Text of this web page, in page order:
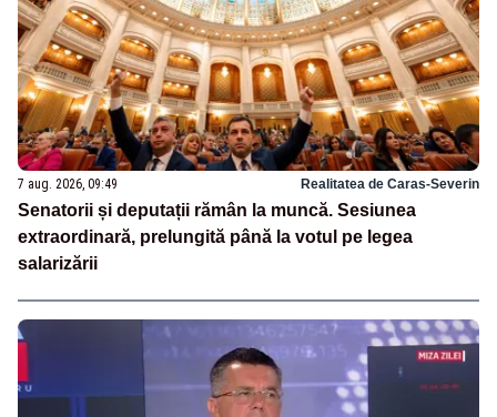
7 aug. 2026, 09:49 Realitatea de Caras-Severin
Senatorii și deputații rămân la muncă. Sesiunea
extraordinară, prelungită până la votul pe legea
salarizării